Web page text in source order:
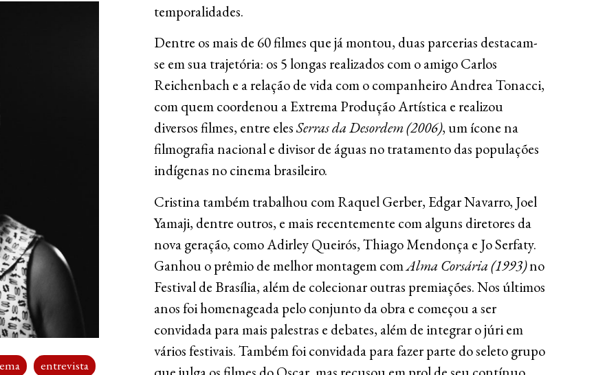
entrevista
temporalidades.
Dentre os mais de 60 filmes que já montou, duas parcerias destacam-
se em sua trajetória: os 5 longas realizados com o amigo Carlos
Reichenbach e a relação de vida com o companheiro Andrea Tonacci,
com quem coordenou a Extrema Produção Artística e realizou
diversos filmes, entre elesSerras da Desordem (2006), um ícone na
filmografia nacional e divisor de águas no tratamento das populações
indígenas no cinema brasileiro.
Cristina também trabalhou com Raquel Gerber, Edgar Navarro, Joel
Yamaji, dentre outros, e mais recentemente com alguns diretores da
nova geração, como Adirley Queirós, Thiago Mendonça e Jo Serfaty.
Ganhou o prêmio de melhor montagem comAlma Corsária (1993)no
Festival de Brasília, além de colecionar outras premiações. Nos últimos
anos foi homenageada pelo conjunto da obra e começou a ser
convidada para mais palestras e debates, além de integrar o júri em
vários festivais. Também foi convidada para fazer parte do seleto grupo